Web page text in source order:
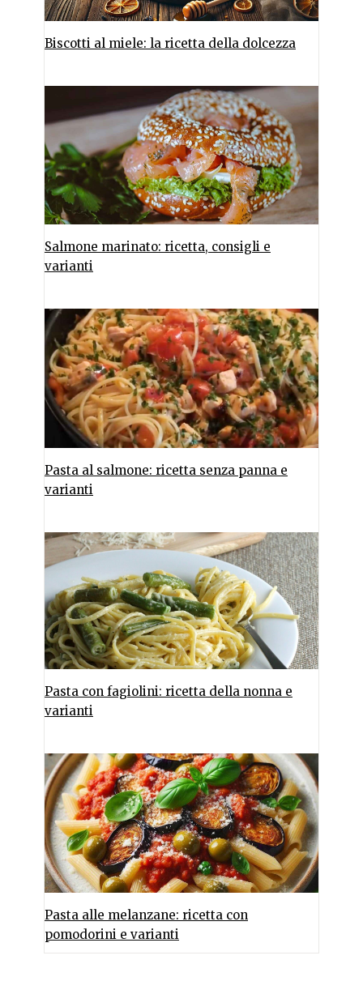
Biscotti al miele: la ricetta della dolcezza
Salmone marinato: ricetta, consigli e
varianti
Pasta al salmone: ricetta senza panna e
varianti
Pasta con fagiolini: ricetta della nonna e
varianti
Pasta alle melanzane: ricetta con
pomodorini e varianti